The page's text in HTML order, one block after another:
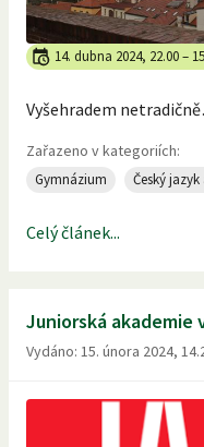
14. dubna 2024, 22.00–
Vyšehradem
Zařazeno v kategoriích:
Gymnázium Český
Celý článek...
Juniorská akademie
Vydáno: 15. února 2024,